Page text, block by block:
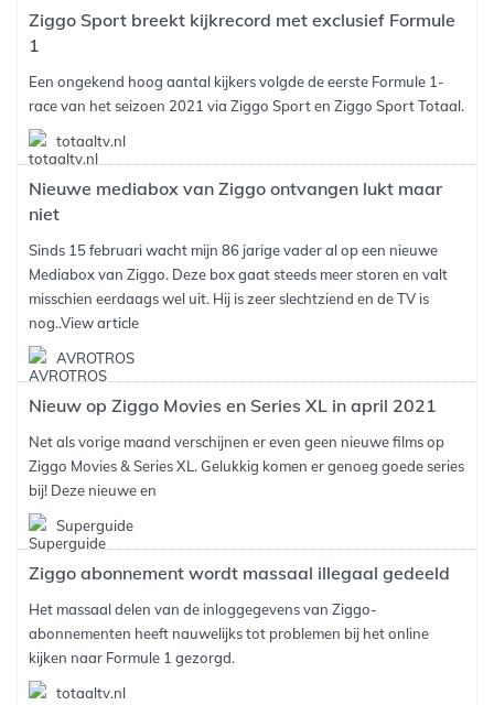
Ziggo Sport breekt kijkrecord met exclusief Formule
1
Een ongekend hoog aantal kijkers volgde de eerste Formule 1-
race van het seizoen 2021 via Ziggo Sport en Ziggo Sport Totaal.
totaaltv.nl
Nieuwe mediabox van Ziggo ontvangen lukt maar
niet
Sinds 15 februari wacht mijn 86 jarige vader al op een nieuwe
Mediabox van Ziggo. Deze box gaat steeds meer storen en valt
misschien eerdaags wel uit. Hij is zeer slechtziend en de TV is
nog..View article
AVROTROS
Nieuw op Ziggo Movies en Series XL in april 2021
Net als vorige maand verschijnen er even geen nieuwe films op
Ziggo Movies & Series XL. Gelukkig komen er genoeg goede series
bij! Deze nieuwe en
Superguide
Ziggo abonnement wordt massaal illegaal gedeeld
Het massaal delen van de inloggegevens van Ziggo-
abonnementen heeft nauwelijks tot problemen bij het online
kijken naar Formule 1 gezorgd.
totaaltv.nl